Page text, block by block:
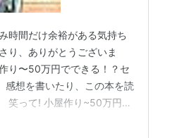
時間だけ余裕がある気持ち
り、ありがとうございま
り〜50万円でできる！？セ
感想を書いたり、この本を読
笑って! 小屋作り~50万円で